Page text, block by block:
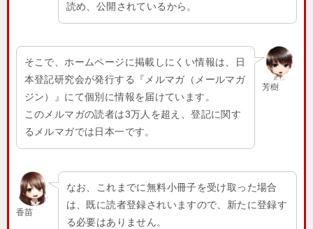
読め、公開されているから。
芳樹
そこで、ホームページに掲載しにくい情報は、日
本登記研究会が発行する『メルマガ（メールマガ
ジン）』にて個別に情報を届けています。
このメルマガの読者は3万人を超え、登記に関す
るメルマガでは日本一です。
香苗
なお、これまでに無料小冊子を受け取った場合
は、既に読者登録されいますので、新たに登録す
る必要はありません。